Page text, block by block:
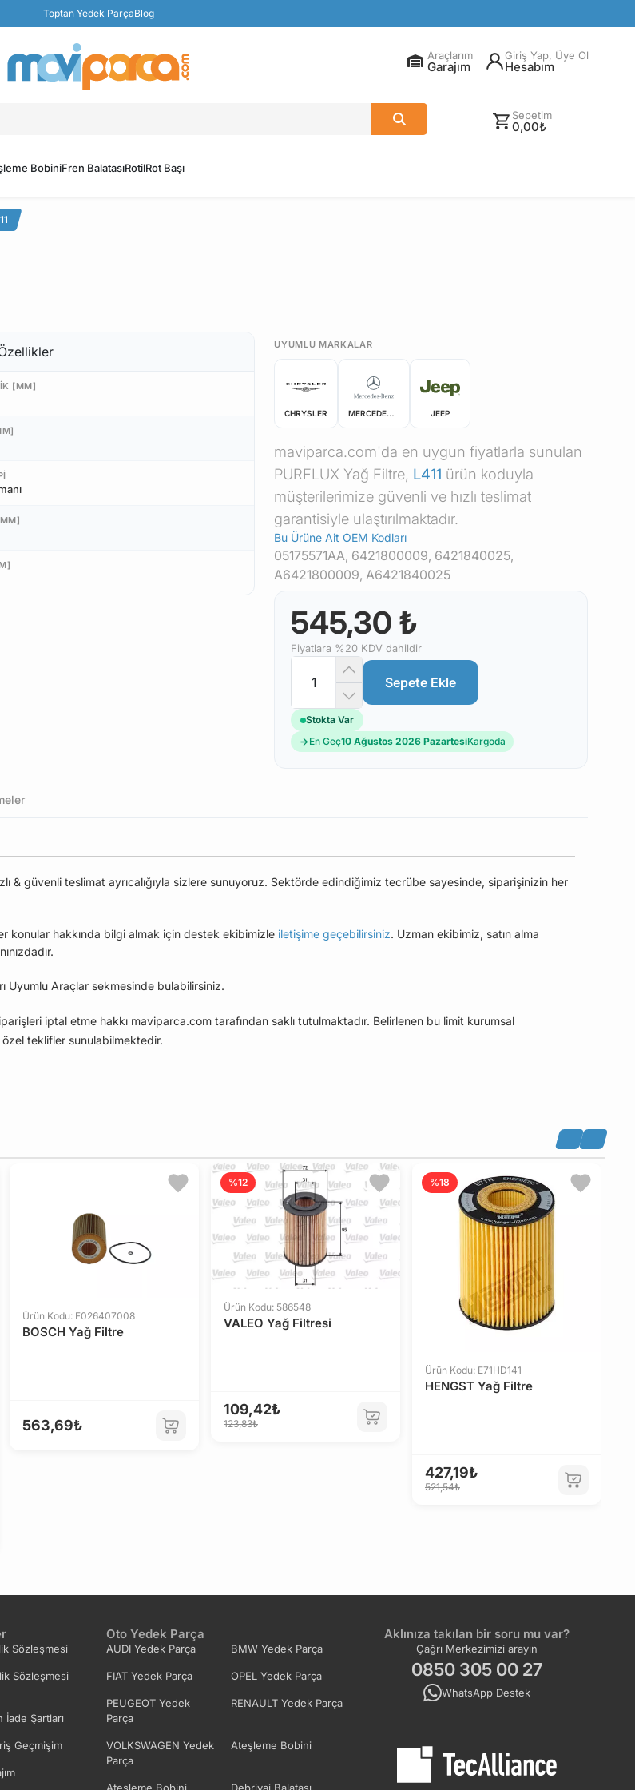
Toptan Yedek ParçaBlog
Araçlarım
Garajım
Giriş Yap, Üye Ol
Hesabım
Sepetim
0,00₺
BobiniFren BalatasıRotilRot Başı
[MM]
UYUMLU MARKALAR
CHRYSLER MERCEDES-BENZ JEEP
maviparca.com'da en uygun fiyatlarla sunulan
PURFLUX Yağ Filtre, L411 ürün koduyla
müşterilerimize güvenli ve hızlı teslimat
garantisiyle ulaştırılmaktadır.
Bu Ürüne Ait OEM Kodları
05175571AA, 6421800009, 6421840025,
A6421800009, A6421840025
545,30 ₺
Fiyatlara %20 KDV dahildir
Sepete Ekle
Stokta Var
En Geç10 Ağustos 2026 PazartesiKargoda
& güvenli teslimat ayrıcalığıyla sizlere sunuyoruz. Sektörde edindiğimiz tecrübe sayesinde, siparişinizin her
konular hakkında bilgi almak için destek ekibimizle iletişime geçebilirsiniz. Uzman ekibimiz, satın alma
Uyumlu Araçlar sekmesinde bulabilirsiniz.
iptal etme hakkı maviparca.com tarafından saklı tutulmaktadır. Belirlenen bu limit kurumsal
teklifler sunulabilmektedir.
Ürün Kodu: F026407008
BOSCH Yağ Filtre
563,69₺
Ürün Kodu: 586548
VALEO Yağ Filtresi
109,42₺
123,83₺
%12
Ürün Kodu: E71HD141
HENGST Yağ Filtre
427,19₺
521,54₺
%18
Sözleşmesi
Sözleşmesi
İade Şartları
Geçmişim
Oto Yedek Parça
AUDI Yedek Parça BMW Yedek Parça
FIAT Yedek Parça OPEL Yedek Parça
PEUGEOT Yedek
Parça
RENAULT Yedek Parça
VOLKSWAGEN Yedek
Parça
Ateşleme Bobini
Aklınıza takılan bir soru mu var?
Çağrı Merkezimizi arayın
0850 305 00 27
WhatsApp Destek